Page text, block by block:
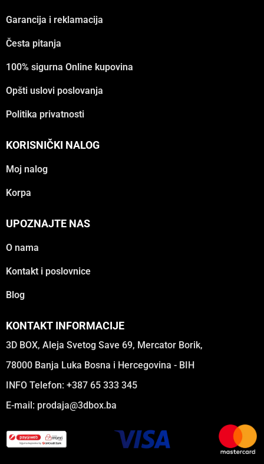
Garancija i reklamacija
Česta pitanja
100% sigurna Online kupovina
Opšti uslovi poslovanja
Politika privatnosti
KORISNIČKI NALOG
Moj nalog
Korpa
UPOZNAJTE NAS
O nama
Kontakt i poslovnice
Blog
KONTAKT INFORMACIJE
3D BOX, Aleja Svetog Save 69, Mercator Borik,
78000 Banja Luka Bosna i Hercegovina - BIH
INFO Telefon: +387 65 333 345
E-mail: prodaja@3dbox.ba